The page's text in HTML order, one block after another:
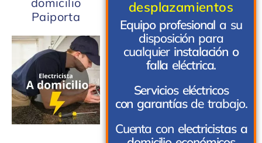
Paiporta
desplazamientos
Equipo profesional a su
disposición para
cualquier instalación o
falla eléctrica.
Servicios eléctricos
con garantíasde trabajo.
Cuenta con electricistas a